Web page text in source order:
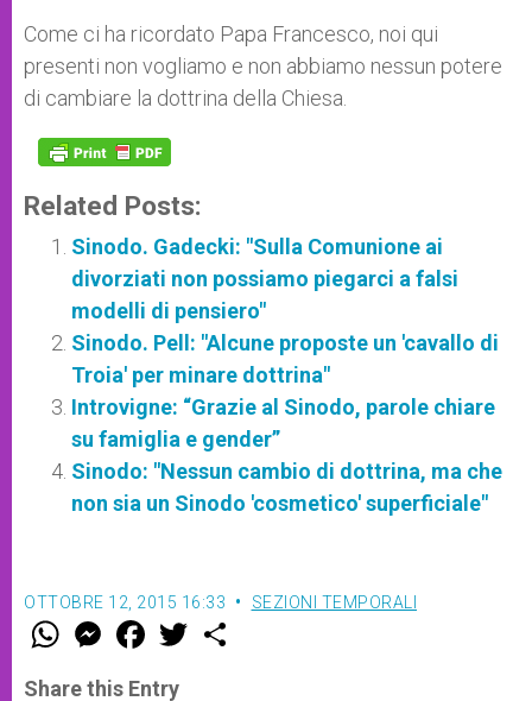
Come ci ha ricordato Papa Francesco, noi qui
presenti non vogliamo e non abbiamo nessun potere
di cambiare la dottrina della Chiesa.
Related Posts:
Sinodo. Gadecki: "Sulla Comunione ai
divorziati non possiamo piegarci a falsi
modelli di pensiero"
Sinodo. Pell: "Alcune proposte un 'cavallo di
Troia' per minare dottrina"
Introvigne: “Grazie al Sinodo, parole chiare
su famiglia e gender”
Sinodo: "Nessun cambio di dottrina, ma che
non sia un Sinodo 'cosmetico' superficiale"
OTTOBRE 12, 2015 16:33 SEZIONI TEMPORALI
W
t
M
e
s
F
a
e
w
Share this Entry